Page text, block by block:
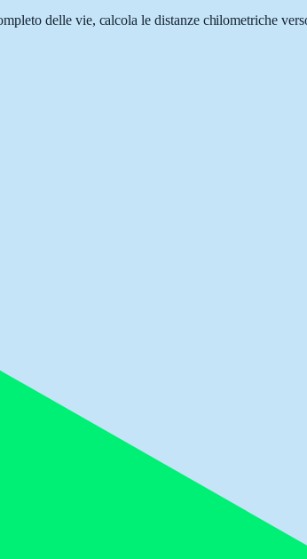
delle vie, calcola le distanze chilometriche